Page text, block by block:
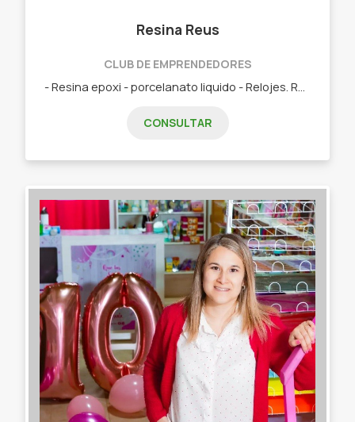
Resina Reus
CLUB DE EMPRENDEDORES
CONSULTAR